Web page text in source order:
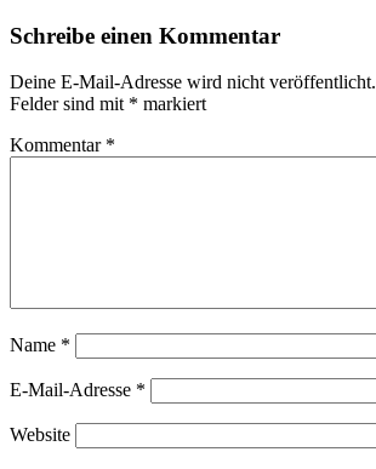
Schreibe einen Kommentar
Deine E-Mail-Adresse wird nicht veröffentlicht.
Felder sind mit * markiert
Kommentar *
Name *
E-Mail-Adresse *
Website